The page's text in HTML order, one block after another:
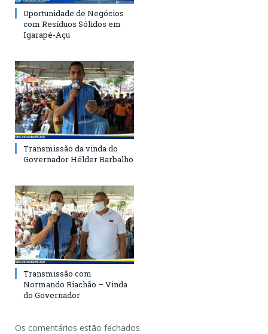
Oportunidade de Negócios
com Resíduos Sólidos em
Igarapé-Açu
Transmissão da vinda do
Governador Hélder Barbalho
Transmissão com
Normando Riachão – Vinda
do Governador
Os comentários estão fechados.